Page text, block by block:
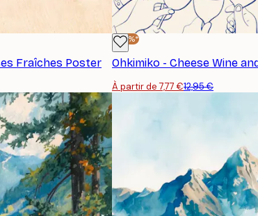
Fraîches Poster
-40%*
Ohkimiko - Cheese Wine
À partir de 7,77 €12,95 €